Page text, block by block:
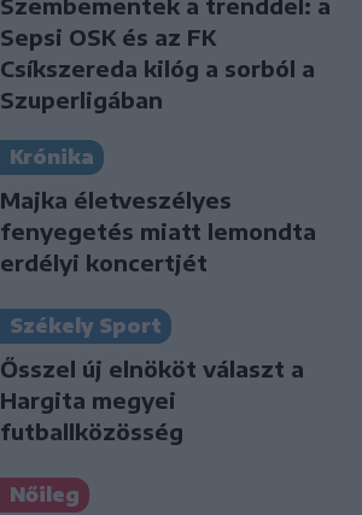
Szembementek a trenddel: a
Sepsi OSK és az FK
Csíkszereda kilóg a sorból a
Szuperligában
Krónika
Majka életveszélyes
fenyegetés miatt lemondta
erdélyi koncertjét
Székely Sport
Ősszel új elnököt választ a
Hargita megyei
futballközösség
Nőileg